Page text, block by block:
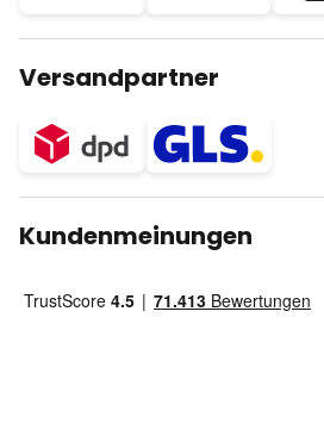
Versandpartner
Kundenmeinungen